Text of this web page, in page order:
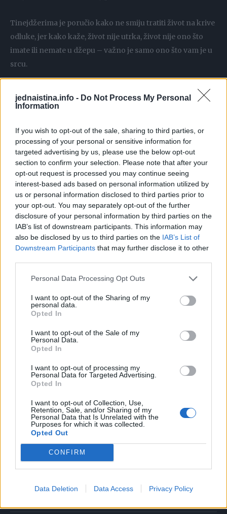
jednaistina.info - Do Not Process My Personal
Information
If you wish to opt-out of the sale, sharing to third parties, or
processing of your personal or sensitive information for
targeted advertising by us, please use the below opt-out
section to confirm your selection. Please note that after your
opt-out request is processed you may continue seeing
interest-based ads based on personal information utilized by
us or personal information disclosed to third parties prior to
your opt-out. You may separately opt-out of the further
disclosure of your personal information by third parties on the
IAB’s list of downstream participants. This information may
also be disclosed by us to third parties on the IAB’s List of
Downstream Participants that may further disclose it to other
Personal Data Processing Opt Outs
I want to opt-out of the Sharing of my
personal data.
Opted In
I want to opt-out of the Sale of my
Personal Data.
Opted In
I want to opt-out of processing my
Personal Data for Targeted Advertising.
Opted In
I want to opt-out of Collection, Use,
Retention, Sale, and/or Sharing of my
Personal Data that Is Unrelated with the
Purposes for which it was collected.
Opted Out
CONFIRM
Data Deletion Data Access Privacy Policy
Tinejdžerima je poručio kako ne smiju tratiti život na krive
odluke, jer kako kaže, život nije utrka, život nije ono što
imate ili nemate u džepu – važno je samo ono što vam je u
srcu.
”Ljubav je riječ dok joj netko ne da drugačije značenje, a to
značenje to ste vi. Svojim mamama to ste vi isto kao što i
je Marc prenio učenicima.
Nero je iskreno rekao kako se u mlađim danima bahato
odnosio prema svojoj majci, upadao je u probleme, a ona
ga je stalno čekala i samo je željela provoditi vrijeme s njim.
Samo je htjela sa svojim sinom porazgovarati. No, zbog
želje za slavom i bogatstvom, Nero je ignorirao svoje
najbliže. Sve dok nije stigla tužna vijest.
Marc Nero je sa svijetom podijelio priču o ljubavi i
“Imate li mamu i tatu odmah im danas recite koliko ih
volite!”, poručio je na kraju svog govora.
Izvor: dnevno